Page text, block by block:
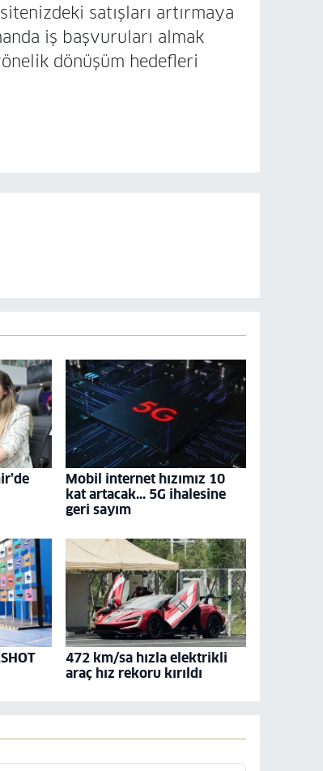
satışları artırmaya
iş başvuruları almak
dönüşüm hedefleri
Mobil internet hızımız 10
kat artacak... 5G ihalesine
geri sayım
472 km/sa hızla elektrikli
araç hız rekoru kırıldı